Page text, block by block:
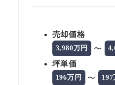
売却価格
3,980万円 〜
坪単価
196万円 〜 197